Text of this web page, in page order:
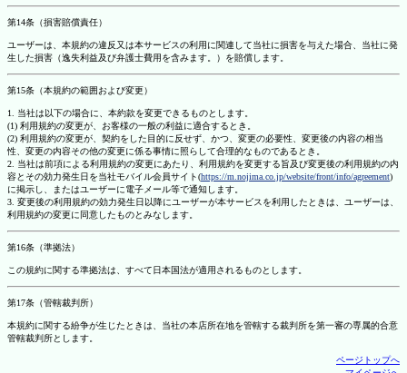
第14条（損害賠償責任）
ユーザーは、本規約の違反又は本サービスの利用に関連して当社に損害を与えた場合、当社に発
生した損害（逸失利益及び弁護士費用を含みます。）を賠償します。
第15条（本規約の範囲および変更）
1. 当社は以下の場合に、本約款を変更できるものとします。
(1) 利用規約の変更が、お客様の一般の利益に適合するとき。
(2) 利用規約の変更が、契約をした目的に反せず、かつ、変更の必要性、変更後の内容の相当
性、変更の内容その他の変更に係る事情に照らして合理的なものであるとき。
2. 当社は前項による利用規約の変更にあたり、利用規約を変更する旨及び変更後の利用規約の内
容とその効力発生日を当社モバイル会員サイト(https://m.nojima.co.jp/website/front/info/agreement)
に掲示し、またはユーザーに電子メール等で通知します。
3. 変更後の利用規約の効力発生日以降にユーザーが本サービスを利用したときは、ユーザーは、
利用規約の変更に同意したものとみなします。
第16条（準拠法）
この規約に関する準拠法は、すべて日本国法が適用されるものとします。
第17条（管轄裁判所）
本規約に関する紛争が生じたときは、当社の本店所在地を管轄する裁判所を第一審の専属的合意
管轄裁判所とします。
ページトップへ